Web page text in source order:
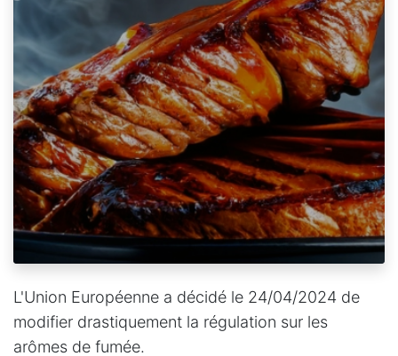
L'Union Européenne a décidé le 24/04/2024 de
modifier drastiquement la régulation sur les
arômes de fumée.